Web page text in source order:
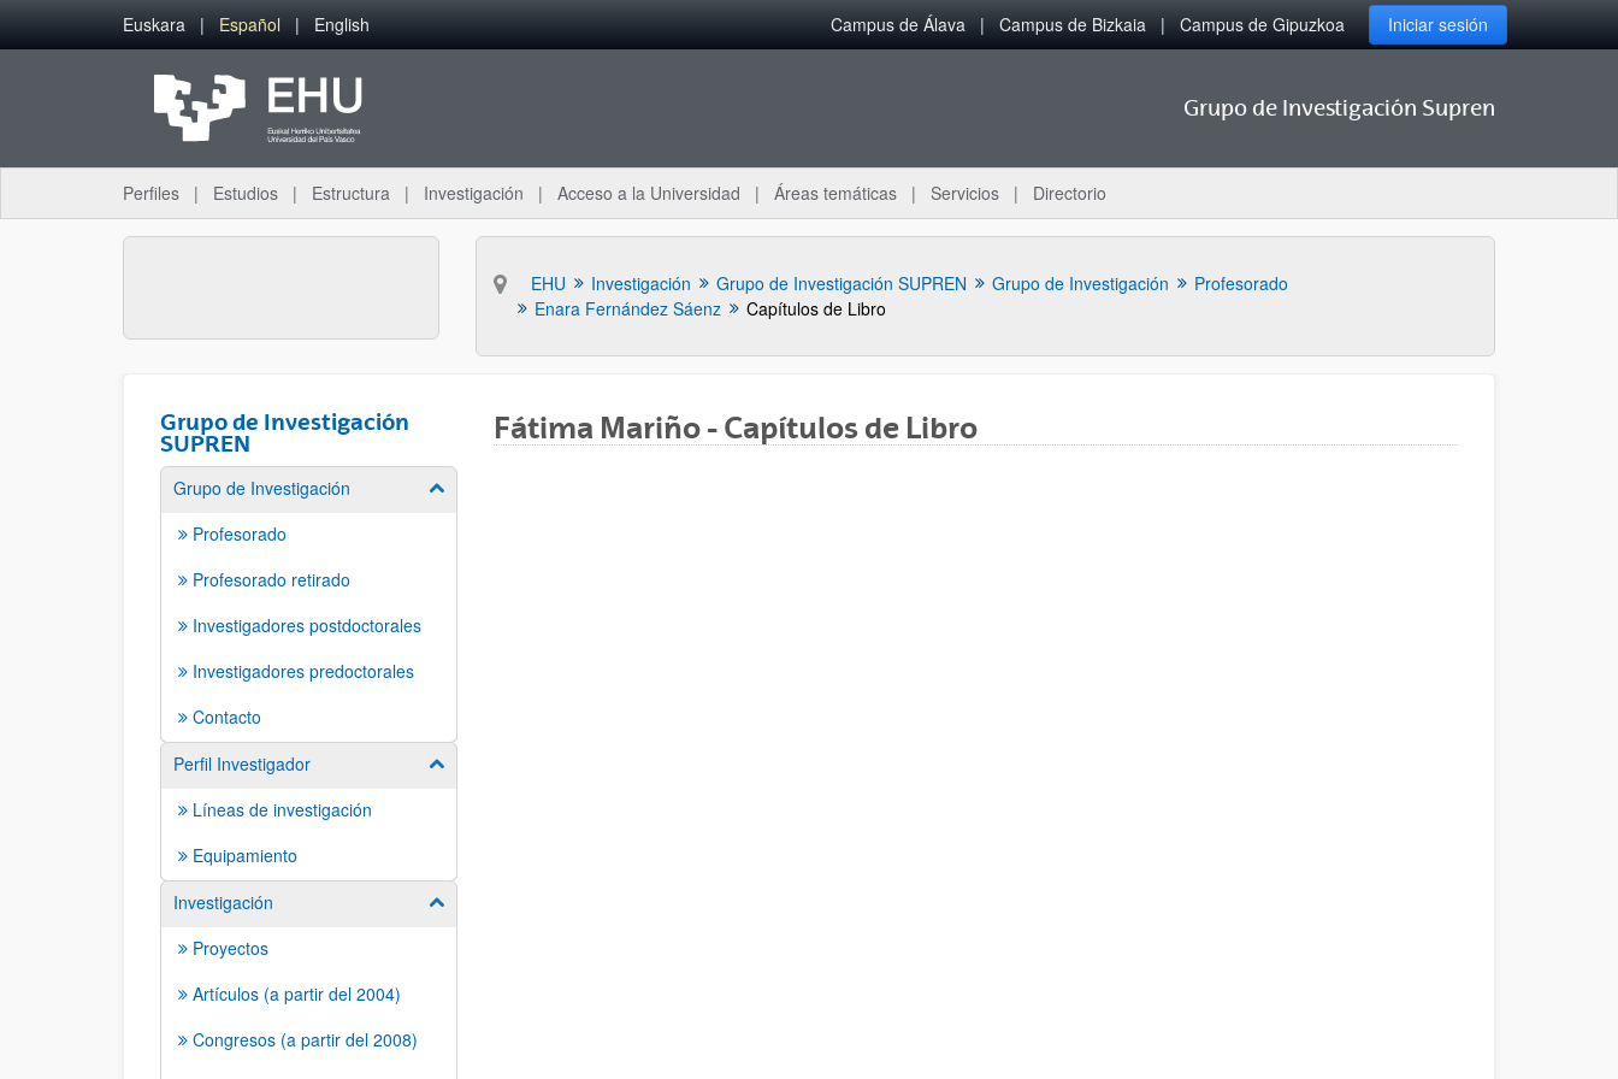
Saltar al contenido principal
Euskara Español English Campus de Álava Campus de Bizkaia Campus de Gipuzkoa Iniciar sesión
Grupo de Investigación Supren
Perfiles Estudios Estructura Investigación Acceso a la Universidad Áreas temáticas Servicios Directorio
EHU Investigación Grupo de Investigación SUPREN Grupo de Investigación
Profesorado
Enara Fernández Sáenz
Capítulos de Libro
Grupo de Investigación
SUPREN
Grupo de Investigación Mostrar/ocultar subpáginas
Profesorado
Profesorado retirado
Investigadores postdoctorales
Investigadores predoctorales
Contacto
Perfil Investigador
Mostrar/ocultar subpáginas
Líneas de investigación
Equipamiento
Investigación
Mostrar/ocultar subpáginas
Proyectos
Artículos (a partir del 2004)
Congresos (a partir del 2008)
Fátima Mariño - Capítulos de Libro